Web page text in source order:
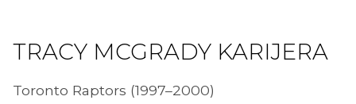
TRACY MCGRADY KARIJERA
Toronto Raptors (1997–2000)